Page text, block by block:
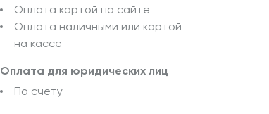
Оплата картой на сайте
Оплата наличными или картой
на кассе
Оплата для юридических лиц
По счету